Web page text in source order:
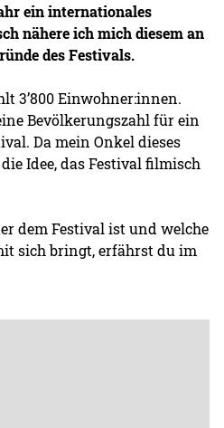
ein internationales
nähere ich mich diesem an
des Festivals.
3’800 Einwohner:innen.
Bevölkerungszahl für ein
Da mein Onkel dieses
Idee, das Festival filmisch
dem Festival ist und welche
sich bringt, erfährst du im